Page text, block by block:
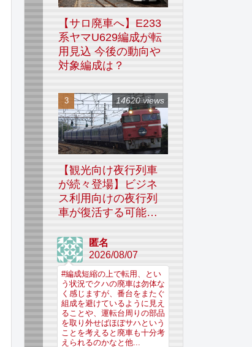
【サロ廃車へ】E233
系ヤマU629編成が転
用見込 今後の動向や
対象編成は？
【観光向け夜行列車
が続々登場】ビジネ
ス利用向けの夜行列
車が復活する可能性
14620 views
匿名
2026/08/07
#編成短縮の上で転用、とい
う状況でクハの廃車は勿体な
く感じますが、番台をまたぐ
組成を避けているように見え
ることや、運転台周りの部品
を取り外せばほぼサハという
ことを考えると廃車も十分考
えられるのかなと他...